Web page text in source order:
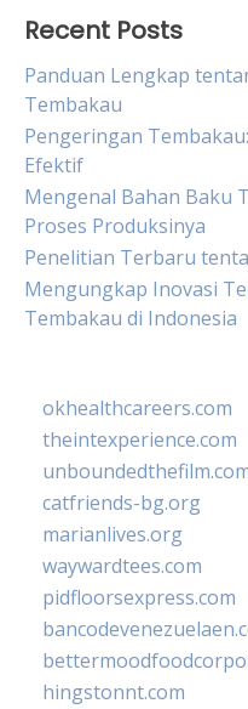
Recent Posts
Panduan Lengkap
Tembakau
Pengeringan
Efektif
Mengenal Bahan Baku
Proses Produksinya
Penelitian Terbaru
Mengungkap Inovasi
Tembakau di Indonesia
okhealthcareers.com
theintexperience.com
catfriends-bg.org
marianlives.org
waywardtees.com
pidfloorsexpress.com
hingstonnt.com